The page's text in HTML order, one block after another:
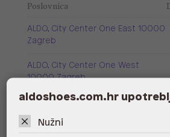
Poslovnica
ALDO, City Center One East 10000
Zagreb
ALDO, City Center One West
10000 Zagreb
ALDO, Arena Centar 10020 Zagreb
ALDO, Mall of Split Split
aldoshoes.com.hr
Nužni